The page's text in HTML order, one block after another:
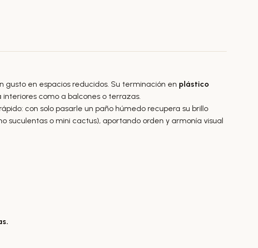
en espacios reducidos. Su terminación en plástico
como a balcones o terrazas.
con solo pasarle un paño húmedo recupera su brillo
suculentas o mini cactus), aportando orden y armonía visual